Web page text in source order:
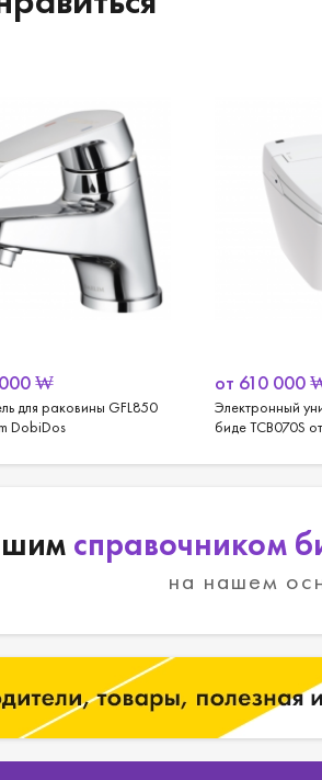
₩
для раковины GFL850
DobiDos
от 610 000
Электронный
биде TCB070S
справочником
на нашем